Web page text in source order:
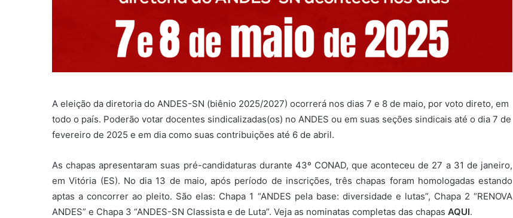
A eleição da diretoria do ANDES-SN (biênio 2025/2027) ocorrerá nos dias 7 e 8 de maio, por voto direto, em
todo o país. Poderão votar docentes sindicalizadas(os) no ANDES ou em suas seções sindicais até o dia 7 de
fevereiro de 2025 e em dia como suas contribuições até 6 de abril.
As chapas apresentaram suas pré-candidaturas durante 43º CONAD, que aconteceu de 27 a 31 de janeiro,
em Vitória (ES). No dia 13 de maio, após período de inscrições, três chapas foram homologadas estando
aptas a concorrer ao pleito. São elas: Chapa 1 “ANDES pela base: diversidade e lutas”, Chapa 2 “RENOVA
ANDES” e Chapa 3 “ANDES-SN Classista e de Luta”. Veja as nominatas completas das chapas AQUI.